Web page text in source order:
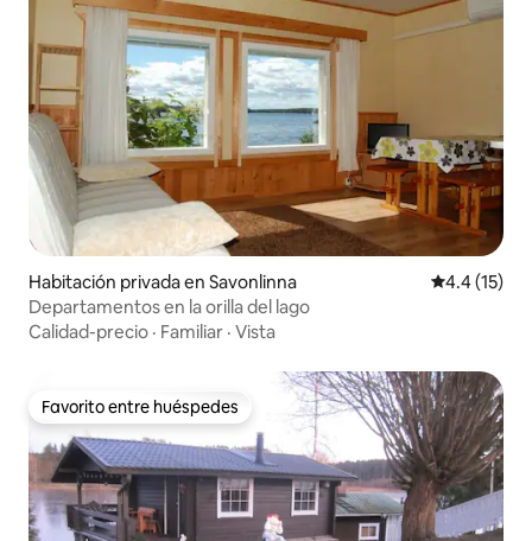
Habitación privada en Savonlinna Calificación
4.4 (15)
Departamentos en la orilla del lago
Calidad-precio · Familiar · Vista
Favorito entre huéspedes
Favorito entre huéspedes